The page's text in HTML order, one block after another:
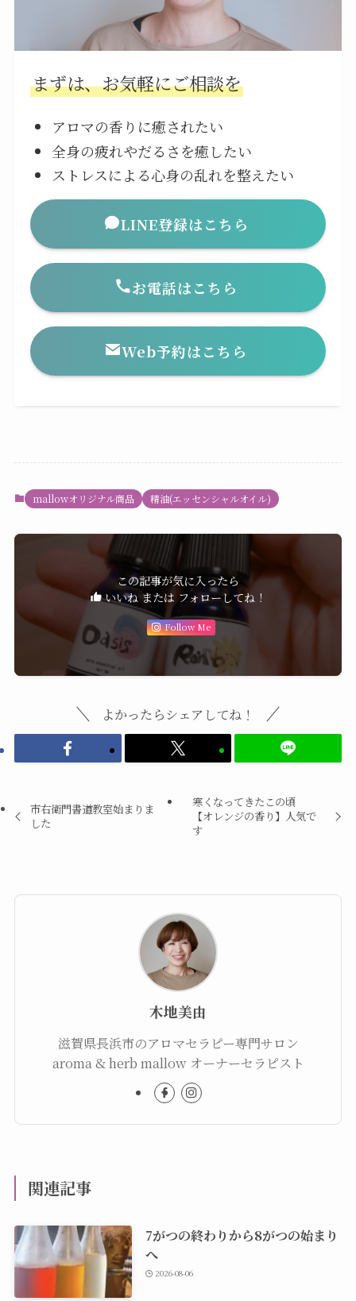
まずは、お気軽にご相談を
アロマの香りに癒されたい
全身の疲れやだるさを癒したい
ストレスによる心身の乱れを整えたい
LINE登録はこちら
お電話はこちら
Web予約はこちら
mallowオリジナル商品 精油(エッセンシャルオイル)
この記事が気に入ったら
いいね または フォローしてね！
Follow Me
よかったらシェアしてね！
市右衛門書道教室始まりま
した
寒くなってきたこの頃
【オレンジの香り】人気で
す
木地美由
滋賀県長浜市のアロマセラピー専門サロン
aroma & herb mallow オーナーセラピスト
関連記事
7がつの終わりから8がつの始まり
へ
2026-08-06